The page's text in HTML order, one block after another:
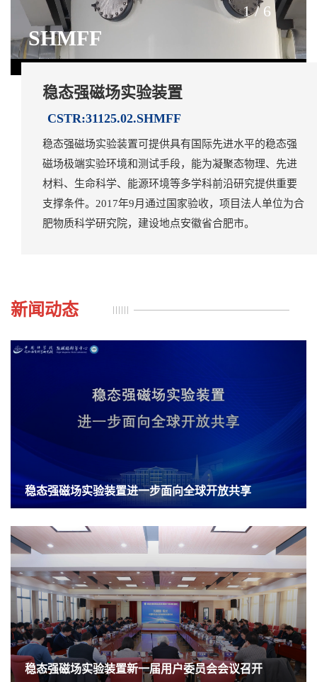
1/6
SHMFF
稳态强磁场实验装置
CSTR:31125.02.SHMFF
稳态强磁场实验装置可提供具有国际先进水平的稳态强
磁场极端实验环境和测试手段，能为凝聚态物理、先进
材料、生命科学、能源环境等多学科前沿研究提供重要
支撑条件。2017年9月通过国家验收，项目法人单位为合
肥物质科学研究院，建设地点安徽省合肥市。
新闻动态
稳态强磁场实验装置进一步面向全球开放共享
稳态强磁场实验装置新一届用户委员会会议‌召开